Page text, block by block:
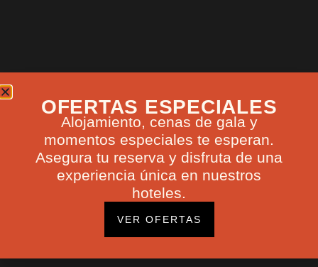
OFERTAS ESPECIALES
Alojamiento, cenas de gala y
momentos especiales te esperan.
Asegura tu reserva y disfruta de una
experiencia única en nuestros
hoteles.
VER OFERTAS